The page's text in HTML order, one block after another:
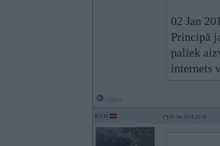
02 Jan
Principā
paliek
internets
RVR 02. Jan 2014, 22:18